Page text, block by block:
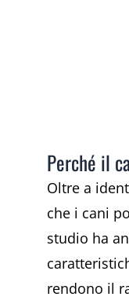
Perché il
Oltre a
che i cani
studio ha
rendono il